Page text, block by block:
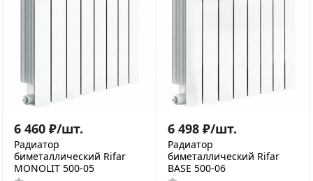
6 460 ₽/шт.
Радиатор
биметаллический Rifar
MONOLIT 500-05
6 498 ₽/шт.
Радиатор
биметаллический Rifar
BASE 500-06